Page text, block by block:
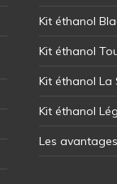
Kit éthanol
Kit éthanol
Kit éthanol La
Kit éthanol
Les